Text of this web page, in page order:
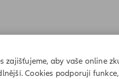
zajišťujeme, aby vaše online
Cookies podporují